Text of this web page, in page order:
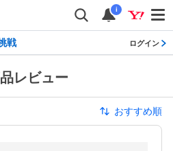
i
戦 ログイン
レビュー
おすすめ順